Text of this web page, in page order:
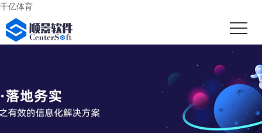
千亿体育